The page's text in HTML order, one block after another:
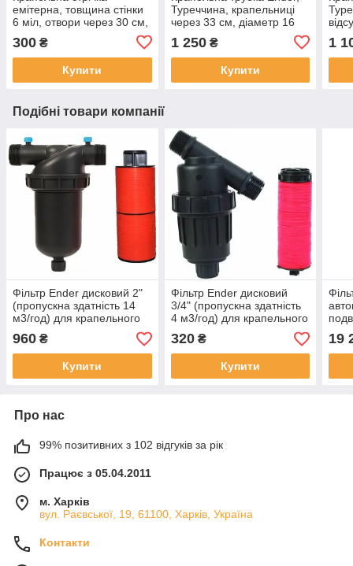
емітерна, товщина стінки
6 міл, отвори через 30 см,
довжина 100 м.
300 ₴
Купити
Туреччина, крапельниці
через 33 см, діаметр 16
товщина стінки 1.1 мм
1 250₴
Купити
1
Подібні товари компанії
Фільтр Ender дисковий 2"
(пропускна здатність 14
м3/год) для крапельного
поливу
960 ₴
Купити
Фільтр Ender дисковий
3/4" (пропускна здатність
4 м3/год) для крапельного
поливу
320₴
Купити
19
Про нас
99% позитивних з 102 відгуків за рік
Працює з 05.04.2011
м. Харків
вул. Раєвської, 19, 61100, Харків, Україна
Контакти